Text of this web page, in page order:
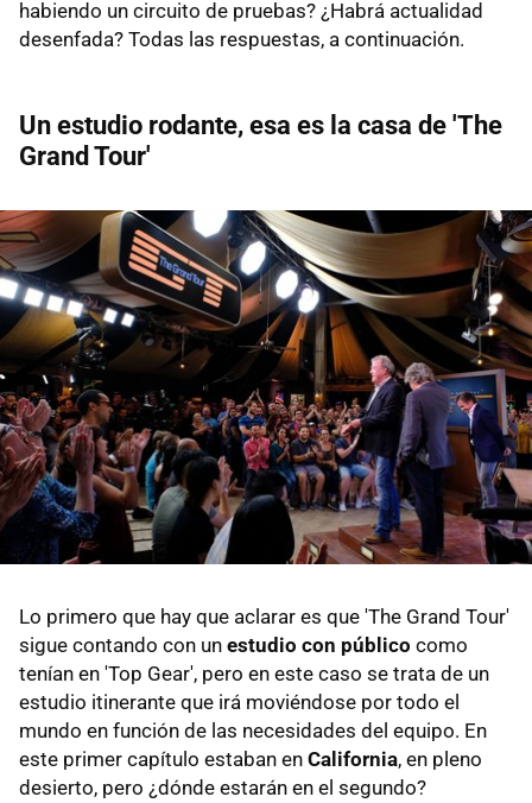
habiendo un circuito de pruebas? ¿Habrá actualidad
desenfada? Todas las respuestas, a continuación.
Un estudio rodante, esa es la casa de 'The
Grand Tour'
Lo primero que hay que aclarar es que 'The Grand Tour'
sigue contando con un estudio con público como
tenían en 'Top Gear', pero en este caso se trata de un
estudio itinerante que irá moviéndose por todo el
mundo en función de las necesidades del equipo. En
este primer capítulo estaban en California, en pleno
desierto, pero ¿dónde estarán en el segundo?